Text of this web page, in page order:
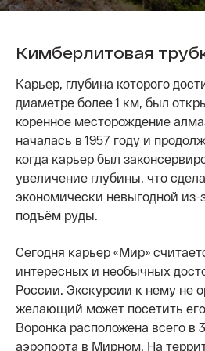
Кимберлитовая
Карьер, глубина которого
диаметре более 1 км, был
коренное месторождение
началась в 1957 году и
когда карьер был
увеличение глубины, что
экономически невыгодной из-
подъём руды.
Сегодня карьер «Мир»
интересных и необычных
России. Экскурсии к нему не
желающий может посетить
Воронка расположена всего в
аэропорта в Мирном. На